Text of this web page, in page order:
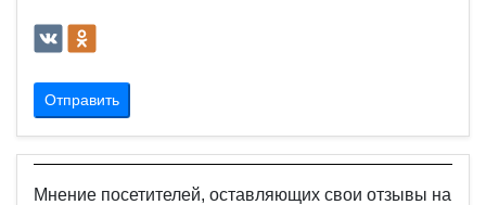
Отправить
Мнение посетителей, оставляющих свои отзывы на